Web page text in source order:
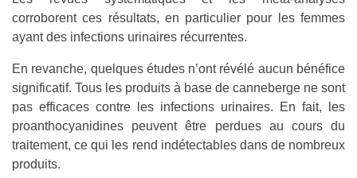
corroborent ces résultats, en particulier pour les femmes
ayant des infections urinaires récurrentes.
En revanche, quelques études n’ont révélé aucun bénéfice
significatif. Tous les produits à base de canneberge ne sont
pas efficaces contre les infections urinaires. En fait, les
proanthocyanidines peuvent être perdues au cours du
traitement, ce qui les rend indétectables dans de nombreux
produits.